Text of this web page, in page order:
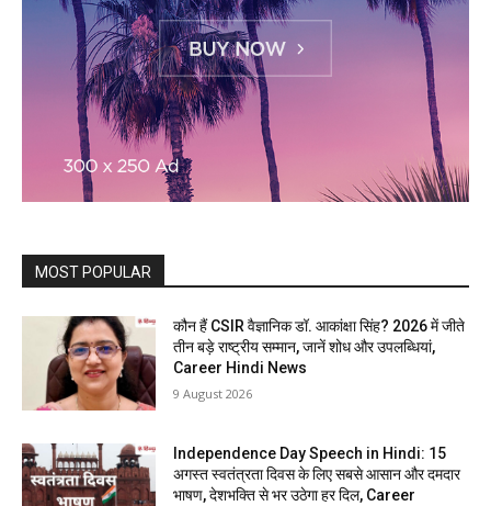
MOST POPULAR
कौन हैं CSIR वैज्ञानिक डॉ. आकांक्षा सिंह? 2026 में जीते
तीन बड़े राष्ट्रीय सम्मान, जानें शोध और उपलब्धियां,
Career Hindi News
9 August 2026
Independence Day Speech in Hindi: 15
अगस्त स्वतंत्रता दिवस के लिए सबसे आसान और दमदार
भाषण, देशभक्ति से भर उठेगा हर दिल, Career